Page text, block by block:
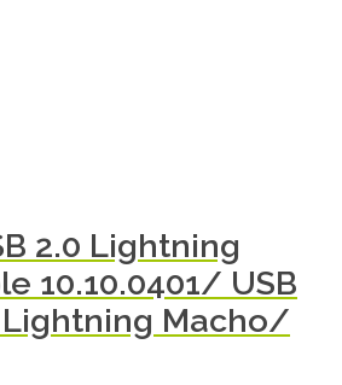
2.0 Lightning
10.10.0401/ USB
Lightning Macho/